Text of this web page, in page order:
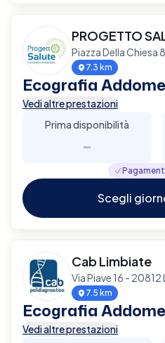
PROGETTO
Piazza Della Chiesa
7.3 km
Ecografia
Vedi altre prestazioni
Prima disponibilità
-
Scegli
Cab Limbiate
Via Piave 16 -
7.5 km
Ecografia
Vedi altre prestazioni